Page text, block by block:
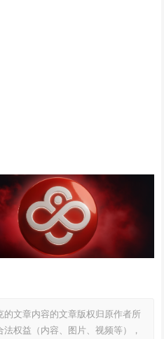
文章内容的文章版权归原作者所
权益（内容、图片、视频等），